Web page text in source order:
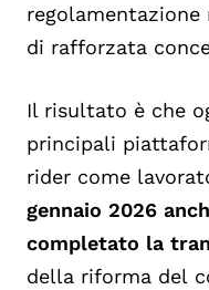
di rafforzata
Il risultato è che
principali
rider come
gennaio 2026
completato la
della riforma del